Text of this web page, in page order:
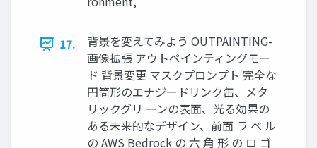
17.
背景を変えてみよう OUTPAINTING-
画像拡張 アウトペインティングモー
ド 背景変更 マスクプロンプト 完全な
円筒形のエナジードリンク缶、メタ
リックグリ ーンの表面、光る効果の
ある未来的なデザイン、前面 ラ ベ ル
の AWS Bedrock の 六 角 形 の ロ ゴ